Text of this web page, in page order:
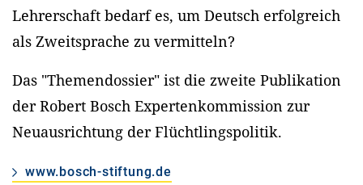
Lehrerschaft bedarf es, um Deutsch erfolgreich
als Zweitsprache zu vermitteln?
Das "Themendossier" ist die zweite Publikation
der Robert Bosch Expertenkommission zur
Neuausrichtung der Flüchtlingspolitik.
www.bosch-stiftung.de